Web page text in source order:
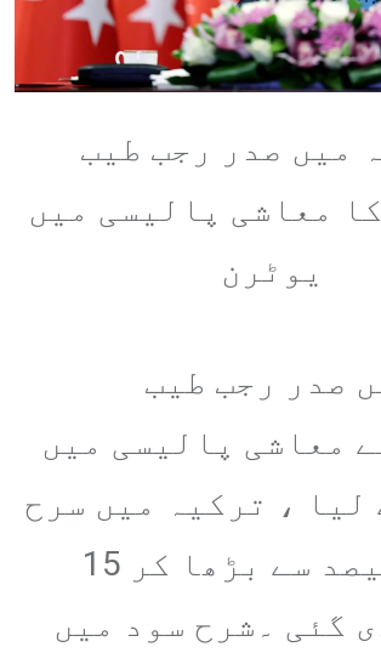
میں صدر رجب طیب
معاشی پالیسی میں
یوٹرن
صدر رجب طیب
معاشی پالیسی میں
لیا ، ترکیہ میں سرح
سود 8.5 فیصد سے بڑھا کر 15
گئی ۔شرح سود میں